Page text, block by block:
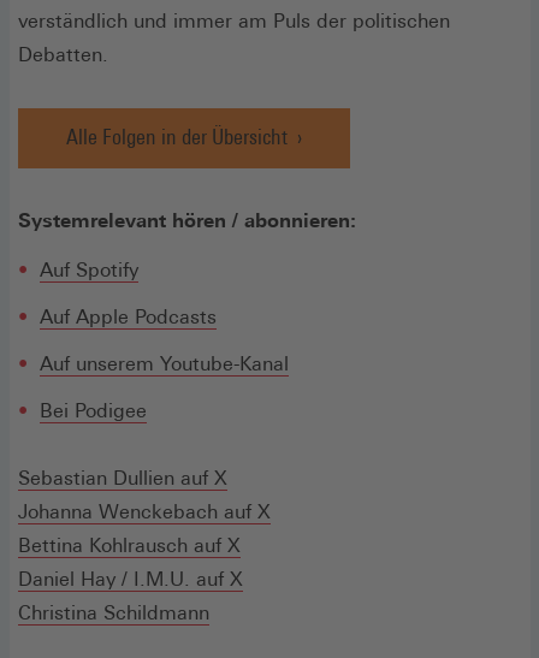
verständlich und immer am Puls der politischen
Debatten.
Alle Folgen in der Übersicht
Systemrelevant hören / abonnieren:
Auf Spotify(Öffnet
einem
neuen
Fenster)
Auf Apple Podcasts
einem
Auf unserem Youtube-Kanal
Bei Podige(Öffnet
einem
neuen
Fenster)
e
einem
neuen
Fenster)
Sebastian Dullien auf X
in
einem
neuen
Johanna Wenckebach auf X
Bettina Kohlrausch auf X
in
Daniel Hay / I.M.U. auf X
Christina Schildmann